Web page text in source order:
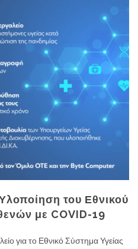
του Εθνικού
με COVID-19
για το Εθνικό Σύστημα Υγείας